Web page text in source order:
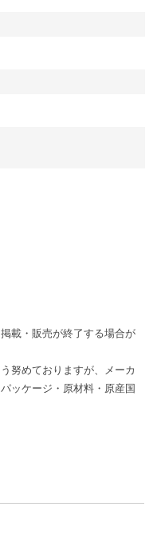
載・販売が終了する場合が
努めておりますが、メーカ
ッケージ・原材料・原産国